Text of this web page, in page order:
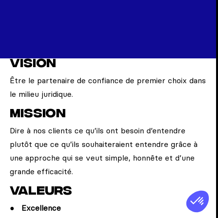
Vision
Être le partenaire de confiance de premier choix dans
le milieu juridique.
Mission
Dire à nos clients ce qu’ils ont besoin d’entendre
plutôt que ce qu’ils souhaiteraient entendre grâce à
une approche qui se veut simple, honnête et d’une
grande efficacité.
Valeurs
Excellence